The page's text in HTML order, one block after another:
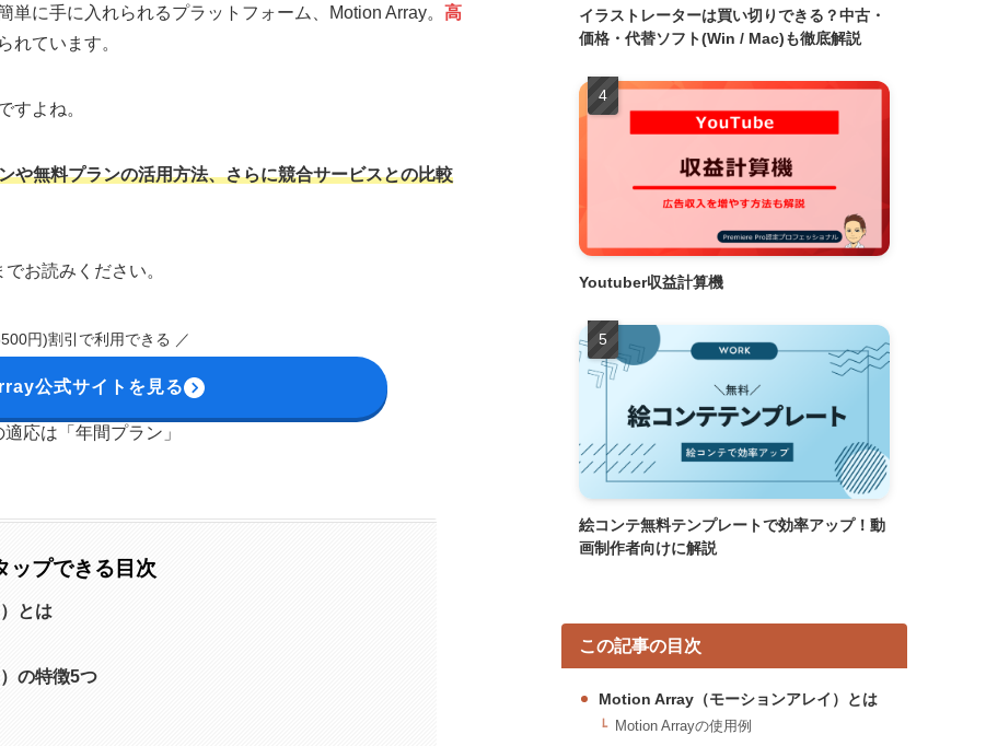
に手に入れられるプラットフォーム、Motion Array。 高
れています。
すよね。
や無料プランの活用方法、さらに競合サービスとの比較
お読みください。
円)割引で利用できる ／
公式サイトを見る
応は「年間プラン」
ップできる目次
とは
の特徴5つ
イラストレーターは買い切りできる？中古・
価格・代替ソフト(Win / Mac)も徹底解説
Youtuber収益計算機
絵コンテ無料テンプレートで効率アップ！動
画制作者向けに解説
この記事の目次
Motion Array（モーションアレイ）とは
Motion Arrayの使用例